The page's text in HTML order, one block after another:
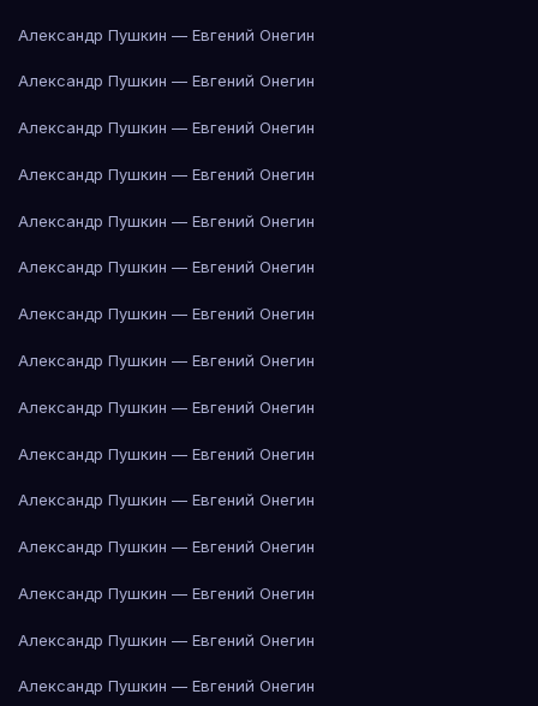
Александр Пушкин — Евгений Онегин
Александр Пушкин — Евгений Онегин
Александр Пушкин — Евгений Онегин
Александр Пушкин — Евгений Онегин
Александр Пушкин — Евгений Онегин
Александр Пушкин — Евгений Онегин
Александр Пушкин — Евгений Онегин
Александр Пушкин — Евгений Онегин
Александр Пушкин — Евгений Онегин
Александр Пушкин — Евгений Онегин
Александр Пушкин — Евгений Онегин
Александр Пушкин — Евгений Онегин
Александр Пушкин — Евгений Онегин
Александр Пушкин — Евгений Онегин
Александр Пушкин — Евгений Онегин